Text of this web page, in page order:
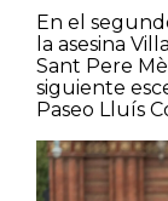
En el
la asesina
Sant Pere
siguiente
Paseo Lluís